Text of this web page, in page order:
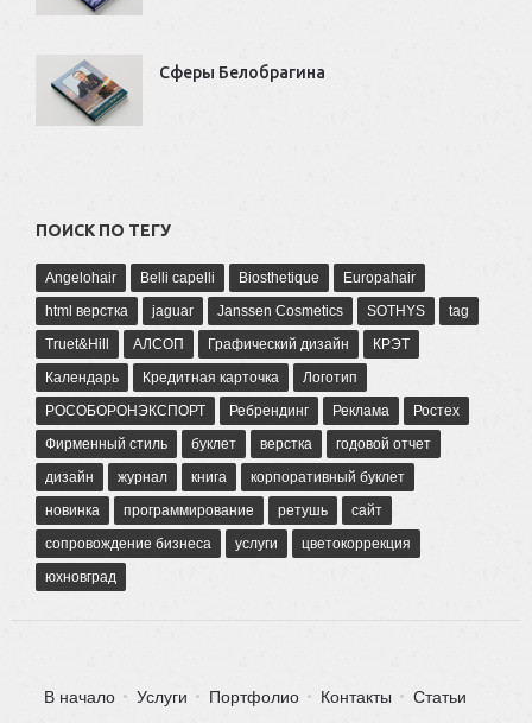
Сферы Белобрагина
ПОИСК ПО ТЕГУ
Angelohair Belli capelli Biosthetique
Europahair
html верстка
jaguar Janssen Cosmetics SOTHYS
tag
Truet&Hill
АЛСОП Графический дизайн
КРЭТ
Календарь
Кредитная карточка
Логотип
РОСОБОРОНЭКСПОРТ
Ребрендинг Реклама
Ростех
Фирменный стиль
буклет верстка
годовой отчет
дизайн
журнал книга
корпоративный буклет
новинка
программирование ретушь
сайт
сопровождение бизнеса
услуги
цветокоррекция
юхновград
В начало Услуги Портфолио Контакты
Статьи